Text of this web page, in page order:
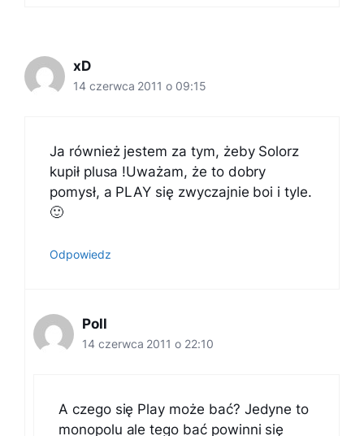
xD
14 czerwca 2011 o 09:15
Ja również jestem za tym, żeby Solorz
kupił plusa !Uważam, że to dobry
pomysł, a PLAY się zwyczajnie boi i tyle.
🙂
Odpowiedz
Poll
14 czerwca 2011 o 22:10
A czego się Play może bać? Jedyne to
monopolu ale tego bać powinni się